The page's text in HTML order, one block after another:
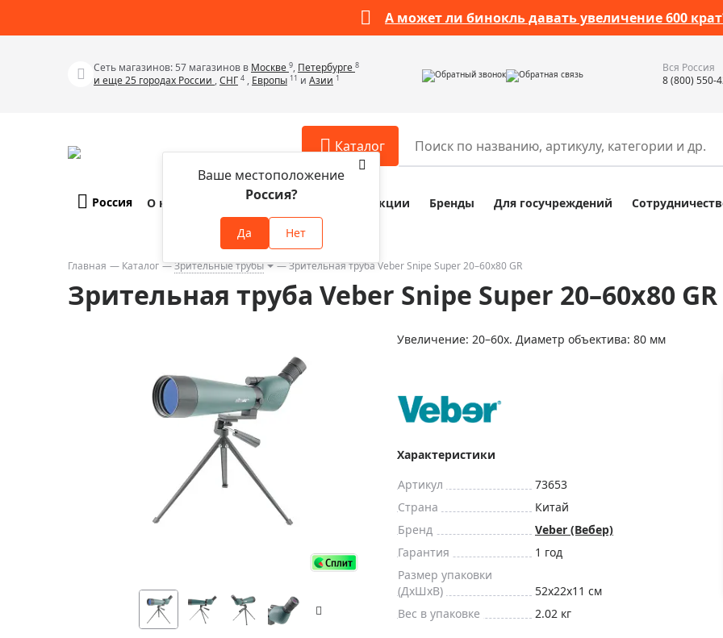
А может ли бинокль давать увеличение 600
Сеть магазинов: 57 магазинов в Москве 9, Петербурге 8
и еще 25 городах России ,СНГ 4 , Европы 11 и Азии 1 Обратный звонок Обратная связь
Вся Россия
8 (800) 550-
Каталог
Телескопы
Бинокли
Зрительные трубы
Приборы ночного видения
Метеостанции, барометры, часы
Астропланетарии
Подарки
Аксессуары для микроскопов
Аксессуары для зрительных труб
Аксессуары для биноклей
Аксессуары для луп
Распродажа выставочных образцов
Разное
Наборы исследователя
Глобусы
Трихинеллоскопы
Карты, постеры, литература
Фонари
Фотоловушки
Экшн-камеры
Россия
Ваше местоположение
Россия?
Да Нет
О компании Оплата и доставка Акции Бренды Для госучреждений
Главная Каталог Зрительные трубы Зрительная труба Veber Snipe Super 20–60x80 GR
Зрительная труба Veber Snipe Super 20–60x80 GR
Увеличение: 20–60х. Диаметр объектива: 80 мм
Характеристики
Артикул
73653
Страна
Китай
Бренд
Veber (Вебер)
Гарантия
1 год
Размер упаковки
(ДxШxВ)
52x22x11 см
Вес в упаковке
2.02 кг